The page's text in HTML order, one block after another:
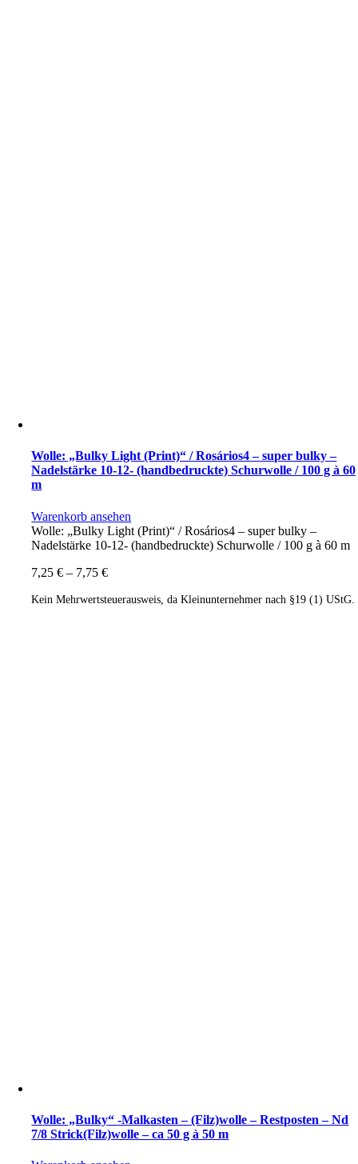
Wolle: „Bulky Light (Print)“ / Rosários4 – super bulky –
Nadelstärke 10-12- (handbedruckte) Schurwolle / 100 g à 60
m
Warenkorb ansehen
Wolle: „Bulky Light (Print)“ / Rosários4 – super bulky –
Nadelstärke 10-12- (handbedruckte) Schurwolle / 100 g à 60 m
7,25€ – 7,75€
Kein Mehrwertsteuerausweis, da Kleinunternehmer nach §19 (1) UStG.
Wolle: „Bulky“ -Malkasten – (Filz)wolle – Restposten – Nd
7/8 Strick(Filz)wolle – ca 50 g à 50 m